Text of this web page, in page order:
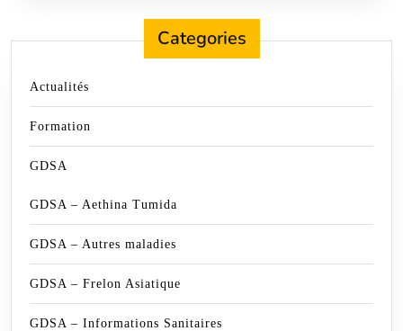
Categories
Actualités
Formation
GDSA
GDSA – Aethina Tumida
GDSA – Autres maladies
GDSA – Frelon Asiatique
GDSA – Informations Sanitaires